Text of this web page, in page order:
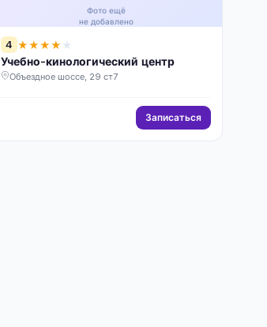
Фото ещё
не добавлено
4 ★★★★ ★
Учебно-кинологический центр
Объездное шоссе, 29 ст7
Записаться